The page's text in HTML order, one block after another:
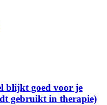
blijkt goed voor je
gebruikt in therapie)